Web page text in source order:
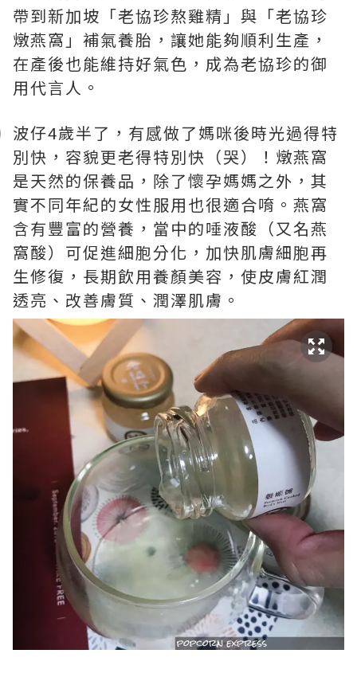
帶到新加坡「老協珍熬雞精」與「老協珍
燉燕窩」補氣養胎，讓她能夠順利生產，
在產後也能維持好氣色，成為老協珍的御
用代言人。
波仔4歲半了，有感做了媽咪後時光過得特
別快，容貌更老得特別快（哭）！燉燕窩
是天然的保養品，除了懷孕媽媽之外，其
實不同年紀的女性服用也很適合唷。燕窩
含有豐富的營養，當中的唾液酸（又名燕
窩酸）可促進細胞分化，加快肌膚細胞再
生修復，長期飲用養顏美容，使皮膚紅潤
透亮、改善膚質、潤澤肌膚。